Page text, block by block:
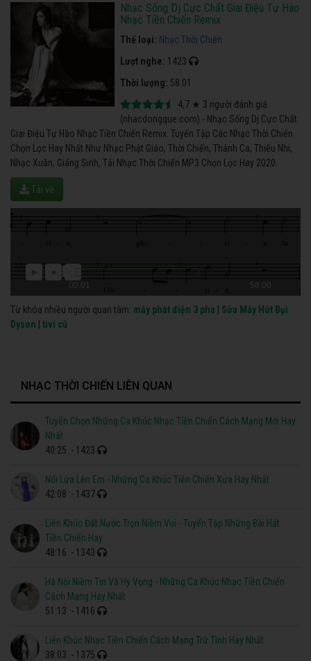
Nhạc Sống Dj Cực Chất Giai Điệu Tự Hào
Nhạc Tiền Chiến Remix
Thể loại: Nhạc Thời Chiến
Lượt nghe: 1423
Thời lượng: 58:01
4,7 ★ 3 người đánh giá
(nhacdongque.com) - Nhạc Sống Dj Cực Chất
Giai Điệu Tự Hào Nhạc Tiền Chiến Remix. Tuyển Tập Các Nhạc Thời Chiến
Chọn Lọc Hay Nhất Như Nhạc Phật Giáo, Thời Chiến, Thánh Ca, Thiếu Nhi,
Nhạc Xuân, Giáng Sinh, Tải Nhạc Thời Chiến MP3 Chọn Lọc Hay 2020.
Tải về
00:01 58:00
Từ khóa nhiều người quan tâm: máy phát điện 3 pha
Sửa Máy Hút Bụi
Dyson
tivi cũ
NHẠC THỜI CHIẾN LIÊN QUAN
Tuyển Chọn Những Ca Khúc Nhạc Tiền Chiến Cách Mạng Mới Hay
Nhất
40:25 - 1423
Nổi Lửa Lên Em - Những Ca Khúc Tiền Chiến Xưa Hay Nhất
42:08 - 1437
Liên Khúc Đất Nước Trọn Niềm Vui - Tuyển Tập Những Bài Hát
Tiền Chiến Hay
48:16 - 1343
Hà Nội Niềm Tin Và Hy Vọng - Những Ca Khúc Nhạc Tiền Chiến
Cách Mạng Hay Nhất
51:13 - 1416
Liên Khúc Nhạc Tiền Chiến Cách Mạng Trữ Tình Hay Nhất
38:03 - 1375